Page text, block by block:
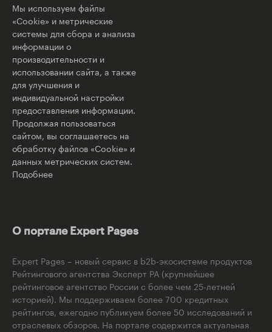
Мы используем файлы
«Cookie» и метрические
системы для сбора и анализа
информации о
производительности и
использовании сайта, а также
для улучшения и
индивидуальной настройки
предоставления информации.
Продолжая пользоваться
сайтом, вы соглашаетесь на
обработку файлов «Cookie» и
данных метрических систем.
Подобнее
О портале Expert Pages
Expert Pages – новый сервис в b2b-экосистеме продуктов
Рейтингового агентства Эксперт РА (крупнейшее
рейтинговое агентство России с более чем 25-летней
историей). Мы поддерживаем более 700 кредитных
рейтингов, ежегодно публикуем более 50 исследований и
отраслевых обзоров. На портале содержится актуальная